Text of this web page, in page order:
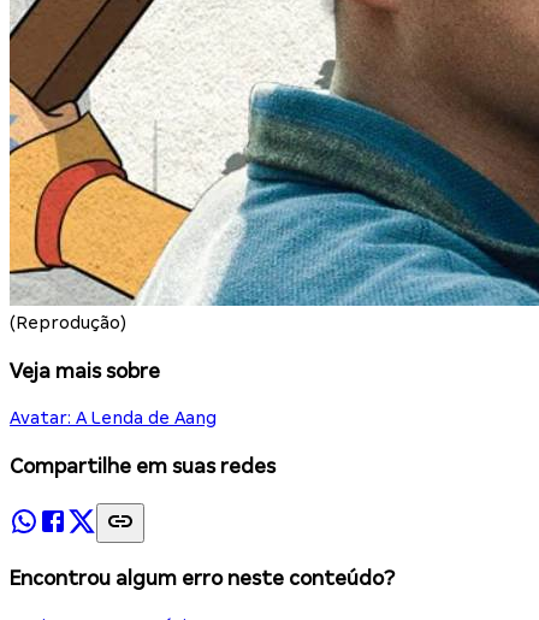
(Reprodução)
Veja mais sobre
Avatar: A Lenda de Aang
Compartilhe em suas redes
Encontrou algum erro neste conteúdo?